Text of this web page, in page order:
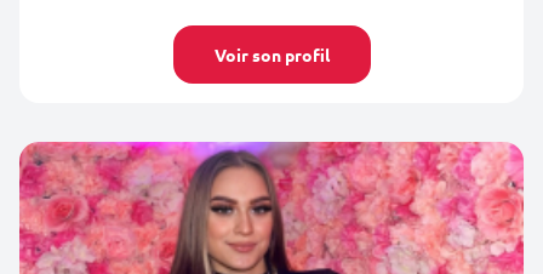
Voir son profil